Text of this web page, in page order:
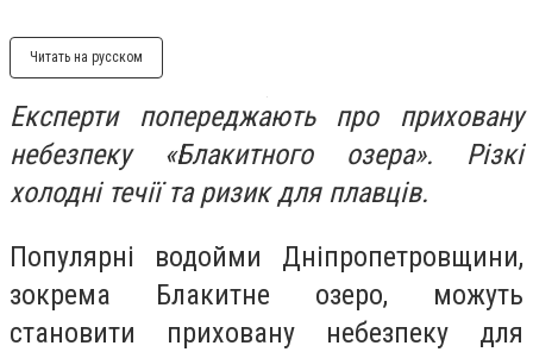
Читать на русском
Експерти попереджають про приховану
небезпеку «Блакитного озера». Різкі
холодні течії та ризик для плавців.
Популярні водойми Дніпропетровщини,
зокрема Блакитне озеро, можуть
становити приховану небезпеку для